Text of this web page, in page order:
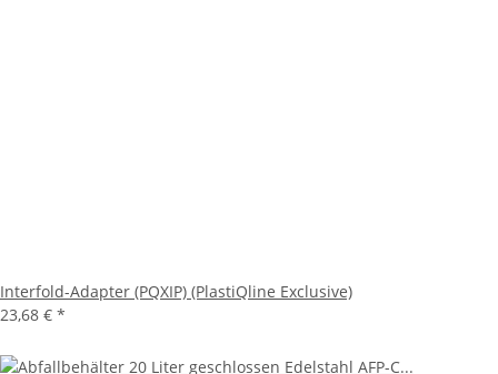
Interfold-Adapter (PQXIP) (PlastiQline Exclusive)
23,68 € *